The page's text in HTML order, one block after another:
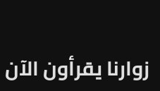
زوارنا يقرأون الآن